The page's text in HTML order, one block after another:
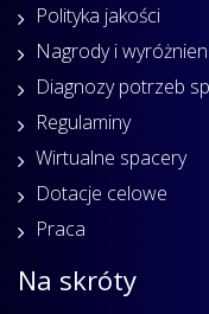
Polityka jakości
Nagrody i
Diagnozy potrzeb
Regulaminy
Wirtualne spacery
Dotacje celowe
Praca
Na skróty